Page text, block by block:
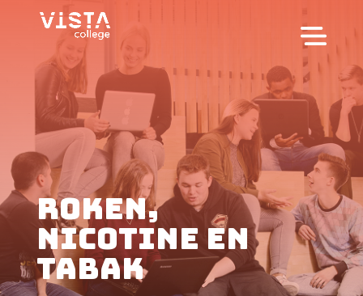
ROKEN,
NICOTINE EN
TABAK